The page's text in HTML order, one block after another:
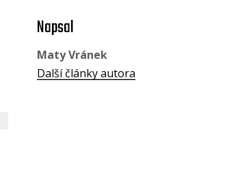
Napsal
Maty Vránek
Další články autora